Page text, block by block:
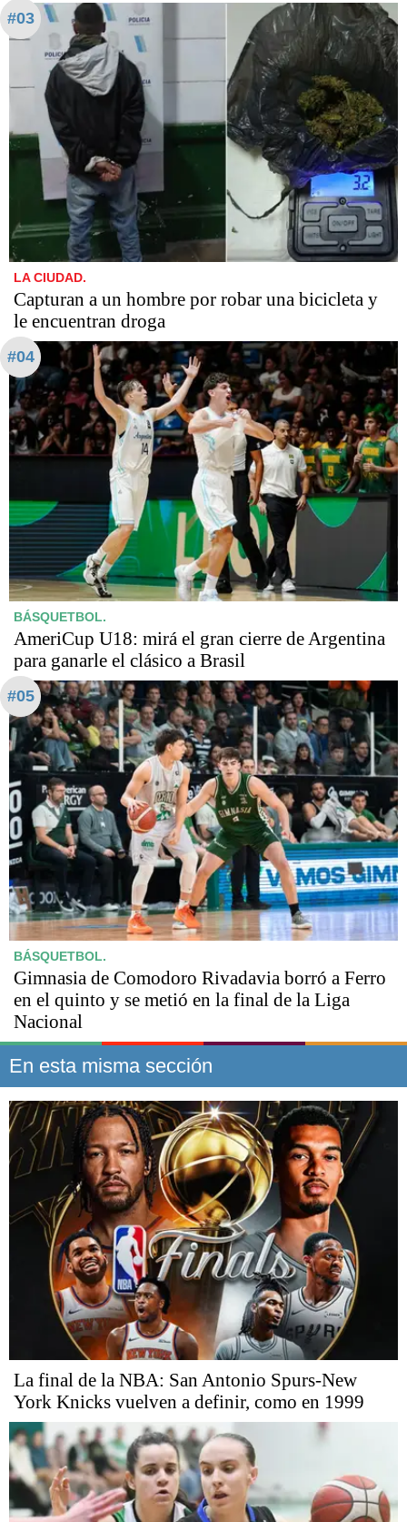
#03
LA CIUDAD.
Capturan a un hombre por robar una bicicleta y
le encuentran droga
#04
BÁSQUETBOL.
AmeriCup U18: mirá el gran cierre de Argentina
para ganarle el clásico a Brasil
#05
BÁSQUETBOL.
Gimnasia de Comodoro Rivadavia borró a Ferro
en el quinto y se metió en la final de la Liga
Nacional
En esta misma sección
La final de la NBA: San Antonio Spurs-New
York Knicks vuelven a definir, como en 1999